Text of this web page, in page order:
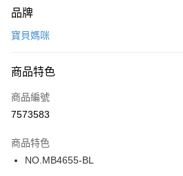
信用卡一次付款
LINE Pay
街口支付
運送方式
品牌
寶貝媽咪
商品特色
商品編號
7573583
商品特色
NO.MB4655-BL